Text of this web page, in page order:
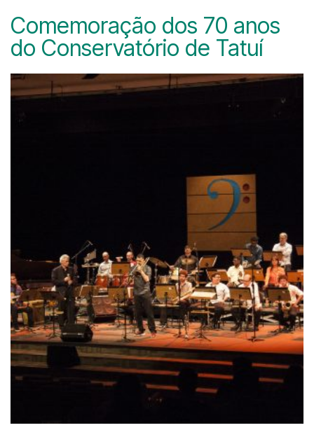
Comemoração dos 70 anos
do Conservatório de Tatuí